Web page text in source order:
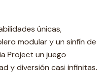
únicas,
modular y un sinfín de
Project un juego
y diversión casi infinitas.